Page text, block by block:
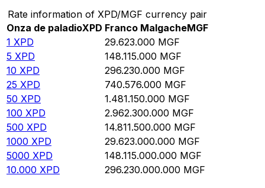
Rate information of XPD/MGF currency pair
Onza de paladioXPD Franco MalgacheMGF
1 XPD 29.623.000 MGF
5 XPD 148.115.000 MGF
10 XPD 296.230.000 MGF
25 XPD 740.576.000 MGF
50 XPD 1.481.150.000 MGF
100 XPD 2.962.300.000 MGF
500 XPD 14.811.500.000 MGF
1000 XPD 29.623.000.000 MGF
5000 XPD 148.115.000.000 MGF
10.000 XPD 296.230.000.000 MGF